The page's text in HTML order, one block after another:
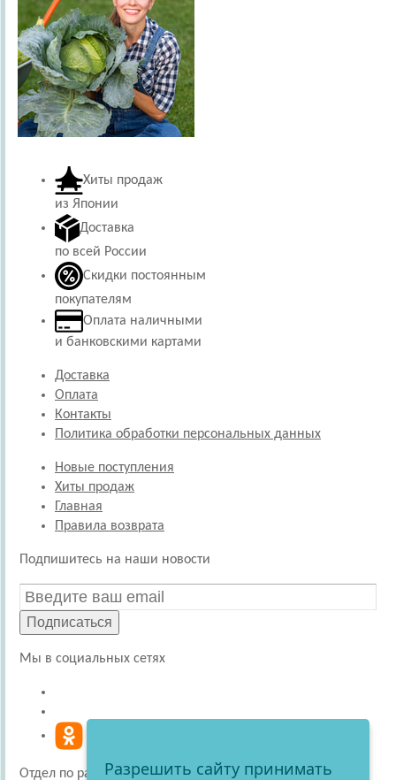
Хиты продаж
из Японии
Доставка
по всей России
Скидки постоянным
покупателям
Оплата наличными
и банковскими картами
Доставка
Оплата
Контакты
Политика обработки персональных данных
Новые поступления
Хиты продаж
Главная
Правила возврата
Подпишитесь на наши новости
Подписаться
Мы в социальных сетях
Отдел по работе с покупателями
Разрешить сайту принимать